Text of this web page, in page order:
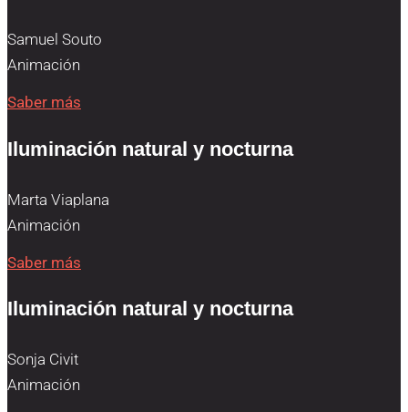
Samuel Souto
Animación
Saber más
Iluminación natural y nocturna
Marta Viaplana
Animación
Saber más
Iluminación natural y nocturna
Sonja Civit
Animación